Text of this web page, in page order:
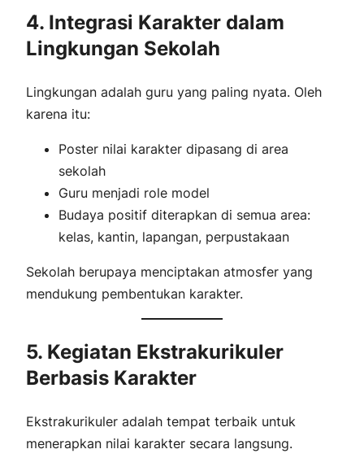
4. Integrasi Karakter dalam
Lingkungan Sekolah
Lingkungan adalah guru yang paling nyata. Oleh
karena itu:
Poster nilai karakter dipasang di area
sekolah
Guru menjadi role model
Budaya positif diterapkan di semua area:
kelas, kantin, lapangan, perpustakaan
Sekolah berupaya menciptakan atmosfer yang
mendukung pembentukan karakter.
5. Kegiatan Ekstrakurikuler
Berbasis Karakter
Ekstrakurikuler adalah tempat terbaik untuk
menerapkan nilai karakter secara langsung.